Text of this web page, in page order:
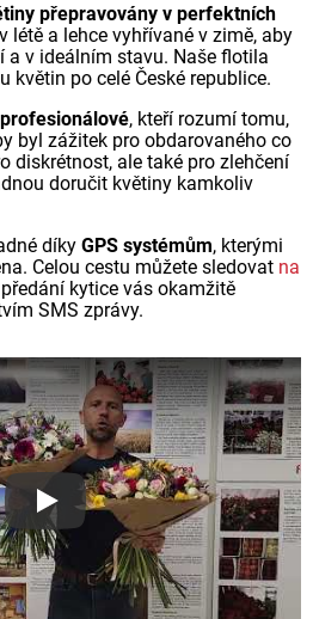
přepravovány v perfektních
létě a lehce vyhřívané v zimě, aby
a v ideálním stavu. Naše flotila
květin po celé České republice.
, kteří rozumí tomu,
byl zážitek pro obdarovaného co
diskrétnost, ale také pro zlehčení
doručit květiny kamkoliv
díky GPS systémům, kterými
Celou cestu můžete sledovat na
kytice vás okamžitě
SMS zprávy.
Proč jsou květiny z Florea